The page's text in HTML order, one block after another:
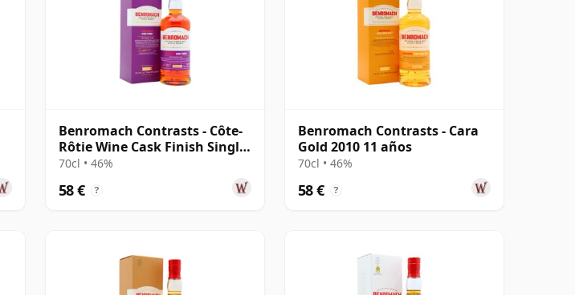
Benromach Contrasts - Côte-
Rôtie Wine Cask Finish Single
M 2014 12 años
70cl • 46%
58 € ?
Benromach Contrasts - Cara
Gold 2010 11 años
70cl • 46%
58 € ?